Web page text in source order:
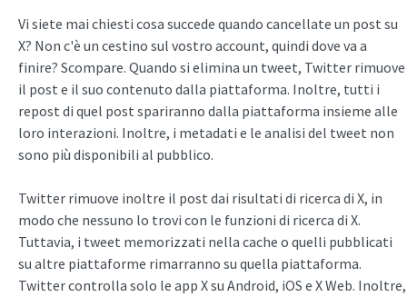
Vi siete mai chiesti cosa succede quando cancellate un post su
X? Non c'è un cestino sul vostro account, quindi dove va a
finire? Scompare. Quando si elimina un tweet, Twitter rimuove
il post e il suo contenuto dalla piattaforma. Inoltre, tutti i
repost di quel post spariranno dalla piattaforma insieme alle
loro interazioni. Inoltre, i metadati e le analisi del tweet non
sono più disponibili al pubblico.
Twitter rimuove inoltre il post dai risultati di ricerca di X, in
modo che nessuno lo trovi con le funzioni di ricerca di X.
Tuttavia, i tweet memorizzati nella cache o quelli pubblicati
su altre piattaforme rimarranno su quella piattaforma.
Twitter controlla solo le app X su Android, iOS e X Web. Inoltre,